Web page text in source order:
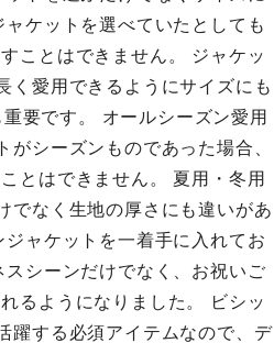
ケットを選べていたとしても
ことはできません。 ジャケッ
く愛用できるようにサイズにも
要です。 オールシーズン愛用
シーズンものであった場合、
とはできません。 夏用・冬用
でなく生地の厚さにも違いがあ
ャケットを一着手に入れてお
シーンだけでなく、お祝いご
るようになりました。 ビシッ
躍する必須アイテムなので、デ